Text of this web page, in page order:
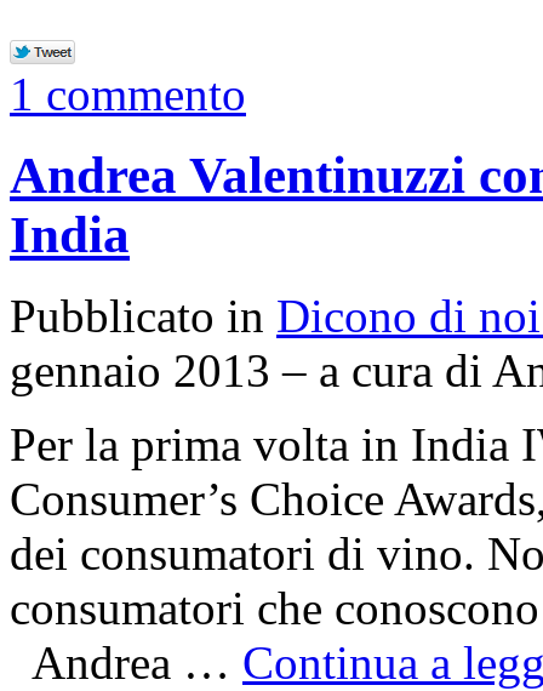
1 commento
Andrea Valentinuzzi
India
Pubblicato in Dicono di noi
gennaio 2013 – a cura di
Per la prima volta in India
Consumer’s Choice
dei consumatori di vino.
consumatori che
Andrea … Continua a